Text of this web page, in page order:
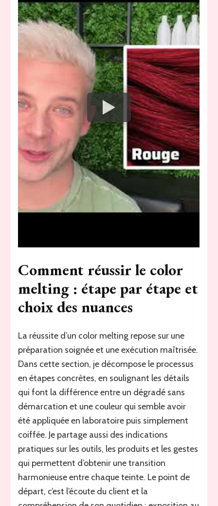
Comment réussir le color
melting : étape par étape et
choix des nuances
La réussite d’un color melting repose sur une
préparation soignée et une exécution maîtrisée.
Dans cette section, je décompose le processus
en étapes concrètes, en soulignant les détails
qui font la différence entre un dégradé sans
démarcation et une couleur qui semble avoir
été appliquée en laboratoire puis simplement
coiffée. Je partage aussi des indications
pratiques sur les outils, les produits et les gestes
qui permettent d’obtenir une transition
harmonieuse entre chaque teinte. Le point de
départ, c’est l’écoute du client et la